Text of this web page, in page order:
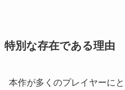
特別な存在である理由
本作が多くのプレイヤーに